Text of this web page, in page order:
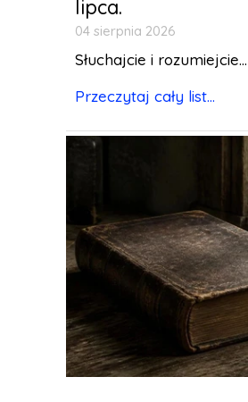
lipca.
04 sierpnia 2026
Słuchajcie i rozumiejcie...
Przeczytaj cały list...